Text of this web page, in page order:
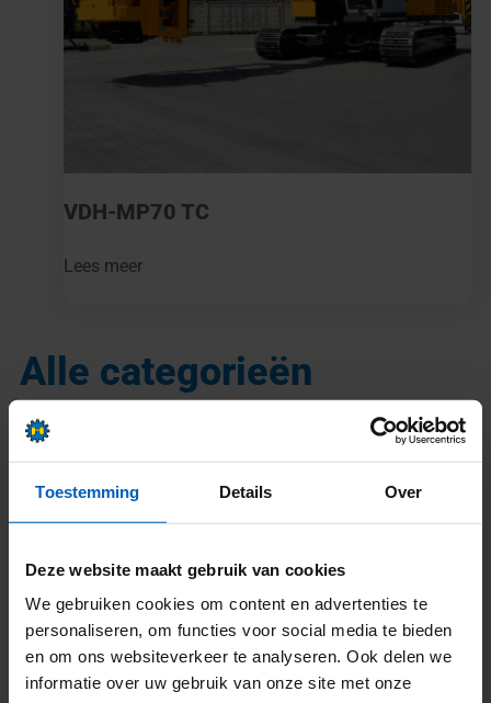
Toestemming Details Over
Deze website maakt gebruik van cookies
We gebruiken cookies om content en advertenties te
personaliseren, om functies voor social media te bieden
en om ons websiteverkeer te analyseren. Ook delen we
informatie over uw gebruik van onze site met onze
VDH-MP70 TC
Lees meer
Alle categorieën